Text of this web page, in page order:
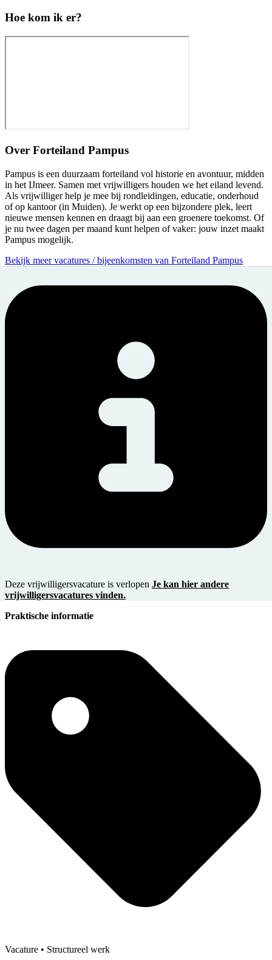
Hoe kom ik er?
Over Forteiland Pampus
Pampus is een duurzaam forteiland vol historie en avontuur, midden
in het IJmeer. Samen met vrijwilligers houden we het eiland levend.
Als vrijwilliger help je mee bij rondleidingen, educatie, onderhoud
of op kantoor (in Muiden). Je werkt op een bijzondere plek, leert
nieuwe mensen kennen en draagt bij aan een groenere toekomst. Of
je nu twee dagen per maand kunt helpen of vaker: jouw inzet maakt
Pampus mogelijk.
Bekijk meer vacatures / bijeenkomsten van Forteiland Pampus
Deze vrijwilligersvacature is verlopen Je kan hier andere
vrijwilligersvacatures vinden.
Praktische informatie
Vacature • Structureel werk